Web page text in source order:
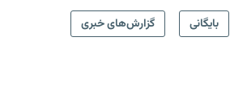
بایگانی گزارش‌های خبری